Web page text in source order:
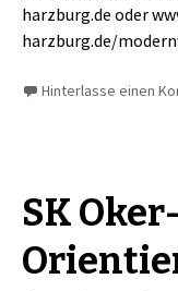
harzburg.de oder
harzburg.de/
Hinterlasse einen
SK